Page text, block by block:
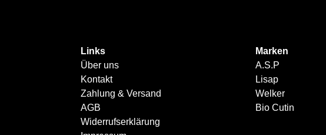
Links
Über uns
Kontakt
Zahlung & Versand
AGB
Widerrufserklärung
Marken
A.S.P
Lisap
Welker
Bio Cutin